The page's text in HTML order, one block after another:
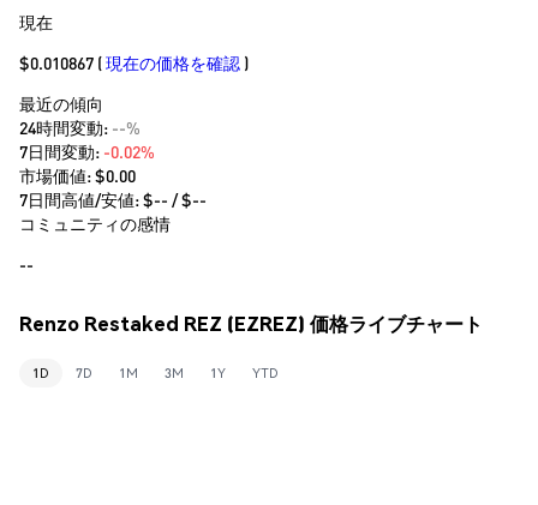
現在
$0.010867 (現在の価格を確認 )
最近の傾向
24時間変動: --%
7日間変動: -0.02%
市場価値:$0.00
7日間高値/安値: $-- / $--
コミュニティの感情
--
Renzo Restaked REZ (EZREZ) 価格ライブチャート
1D 7D 1M 3M 1Y YTD